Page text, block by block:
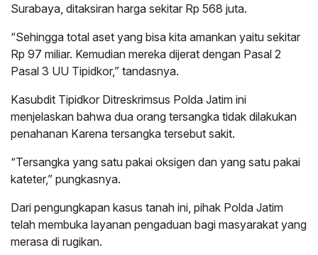
Surabaya, ditaksiran harga sekitar Rp 568 juta.
“Sehingga total aset yang bisa kita amankan yaitu sekitar
Rp 97 miliar. Kemudian mereka dijerat dengan Pasal 2
Pasal 3 UU Tipidkor,” tandasnya.
Kasubdit Tipidkor Ditreskrimsus Polda Jatim ini
menjelaskan bahwa dua orang tersangka tidak dilakukan
penahanan Karena tersangka tersebut sakit.
“Tersangka yang satu pakai oksigen dan yang satu pakai
kateter,” pungkasnya.
Dari pengungkapan kasus tanah ini, pihak Polda Jatim
telah membuka layanan pengaduan bagi masyarakat yang
merasa di rugikan.